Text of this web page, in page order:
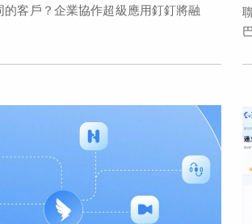
的客戶？企業協作超級應用釘釘將融